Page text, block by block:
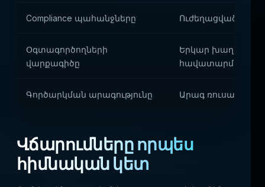
Compliance պահանջները Ուժեղացված KYC
Օգտագործողների
վարքագիծը
Երկար խաղային
հավատարմություն
Գործարկման արագությունը Արագ ռուսական
Վճարումները որպես
հիմնական կետ